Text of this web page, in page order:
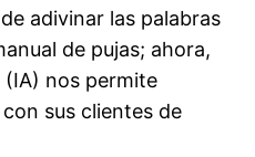
adivinar las palabras
de pujas; ahora,
nos permite
sus clientes de